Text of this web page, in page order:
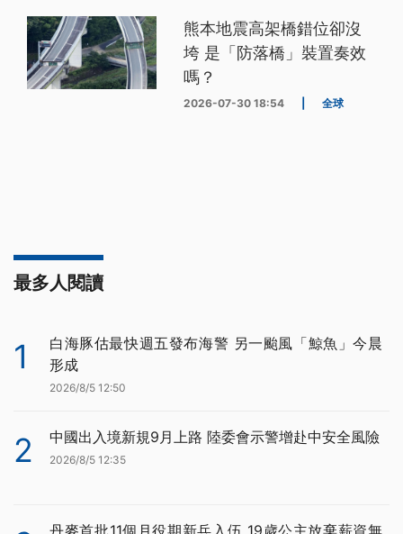
熊本地震高架橋錯位卻沒
垮 是「防落橋」裝置奏效
嗎？
2026-07-30 18:54 全球
最多人閱讀
1
白海豚估最快週五發布海警 另一颱風「鯨魚」今晨
形成
2026/8/5 12:50
2 中國出入境新規9月上路 陸委會示警增赴中安全風險
2026/8/5 12:35
丹麥首批11個月役期新兵入伍 19歲公主放棄薪資無